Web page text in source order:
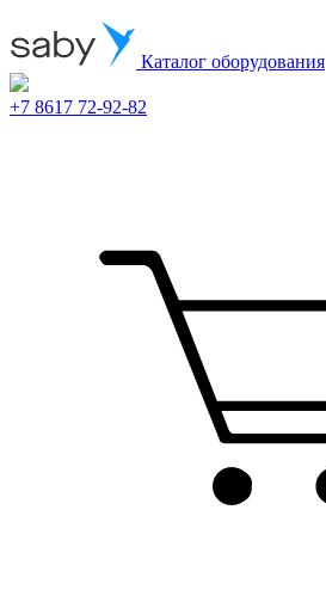
Каталог оборудования
+7 8617 72-92-82